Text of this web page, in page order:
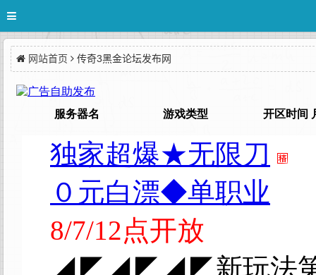
网站首页 传奇3黑金论坛发布网